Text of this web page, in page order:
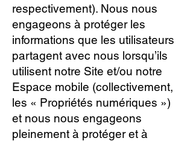
respectivement). Nous nous
engageons à protéger les
informations que les utilisateurs
partagent avec nous lorsqu’ils
utilisent notre Site et/ou notre
Espace mobile (collectivement,
les « Propriétés numériques »)
et nous nous engageons
pleinement à protéger et à